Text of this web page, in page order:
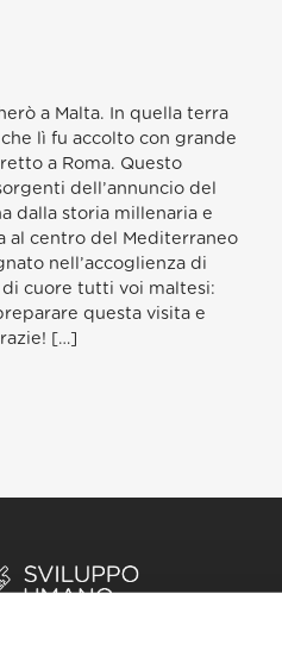
a Malta. In quella terra
lì fu accolto con grande
a Roma. Questo
dell’annuncio del
dalla storia millenaria e
al centro del Mediterraneo
nell’accoglienza di
cuore tutti voi maltesi:
questa visita e
[…]